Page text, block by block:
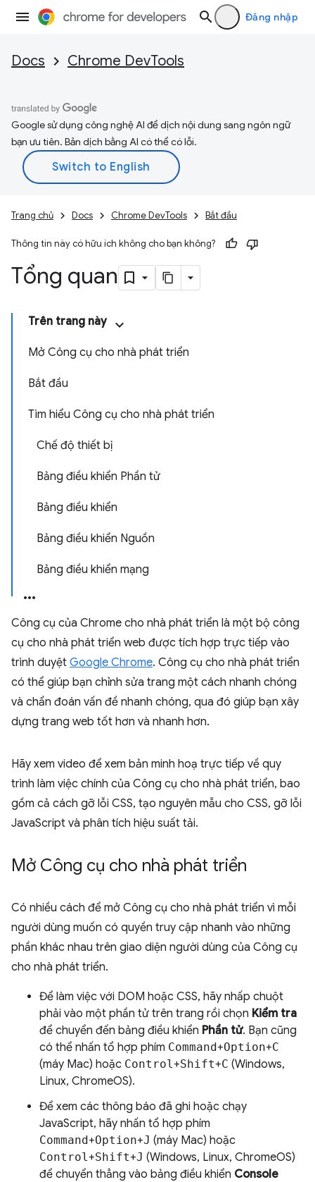
Đăng nhập
Docs Chrome DevTools
Google sử dụng công nghệ AI để dịch nội dung sang ngôn ngữ
bạn ưu tiên. Bản dịch bằng AI có thể có lỗi.
Trang chủ Docs Chrome DevTools Bắt đầu
Thông tin này có hữu ích không cho bạn không?
Tổng quan
Trên trang này
Mở Công cụ cho nhà phát triển
Bắt đầu
Tìm hiểu Công cụ cho nhà phát triển
Chế độ thiết bị
Bảng điều khiển Phần tử
Bảng điều khiển
Bảng điều khiển Nguồn
Bảng điều khiển mạng
Công cụ của Chrome cho nhà phát triển là một bộ công
cụ cho nhà phát triển web được tích hợp trực tiếp vào
trình duyệt Google Chrome. Công cụ cho nhà phát triển
có thể giúp bạn chỉnh sửa trang một cách nhanh chóng
và chẩn đoán vấn đề nhanh chóng, qua đó giúp bạn xây
dựng trang web tốt hơn và nhanh hơn.
Hãy xem video để xem bản minh hoạ trực tiếp về quy
trình làm việc chính của Công cụ cho nhà phát triển, bao
gồm cả cách gỡ lỗi CSS, tạo nguyên mẫu cho CSS, gỡ lỗi
JavaScript và phân tích hiệu suất tải.
Mở Công cụ cho nhà phát triển
Có nhiều cách để mở Công cụ cho nhà phát triển vì mỗi
người dùng muốn có quyền truy cập nhanh vào những
phần khác nhau trên giao diện người dùng của Công cụ
cho nhà phát triển.
Để làm việc với DOM hoặc CSS, hãy nhấp chuột
phải vào một phần tử trên trang rồi chọn Kiểm tra
để chuyển đến bảng điều khiển Phần tử. Bạn cũng
có thể nhấn tổ hợp phím Command+Option+C
(máy Mac) hoặc Control+Shift+C (Windows,
Linux, ChromeOS).
Để xem các thông báo đã ghi hoặc chạy
JavaScript, hãy nhấn tổ hợp phím
Command+Option+J (máy Mac) hoặc
Control+Shift+J (Windows, Linux, ChromeOS)
để chuyển thẳng vào bảng điều khiển Console